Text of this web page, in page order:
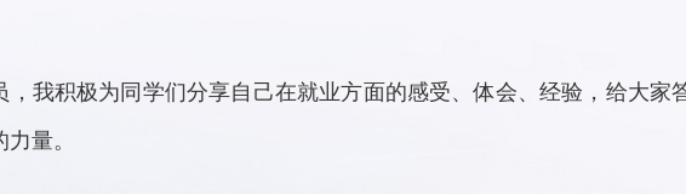
，我积极为同学们分享自己在就业方面的感受、体会、经验，给大家
量。